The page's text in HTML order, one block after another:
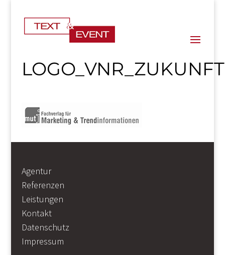
LOGO_VNR_ZUKUNFT
Agentur
Referenzen
Leistungen
Kontakt
Datenschutz
Impressum